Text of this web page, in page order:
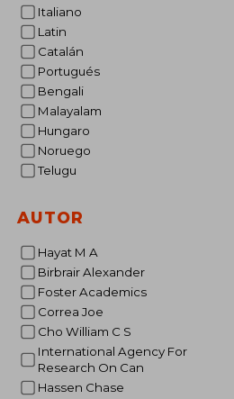
Italiano
Latin
Catalán
Portugués
Bengali
Malayalam
Hungaro
Noruego
Telugu
AUTOR
Hayat M A
Birbrair Alexander
Foster Academics
Correa Joe
Cho William C S
International Agency For
Research On Can
Hassen Chase